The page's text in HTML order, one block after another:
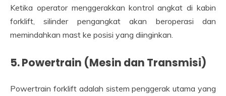
Ketika operator menggerakkan kontrol angkat di kabin
forklift, silinder pengangkat akan beroperasi dan
memindahkan mast ke posisi yang diinginkan.
5.Powertrain (Mesin dan Transmisi)
Powertrain forklift adalah sistem penggerak utama yang